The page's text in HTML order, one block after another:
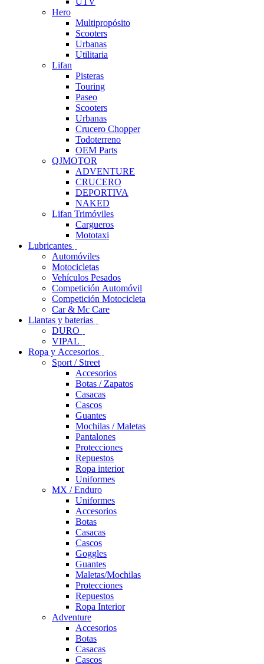
Hero
Multipropósito
Scooters
Urbanas
Utilitaria
Lifan
Pisteras
Touring
Paseo
Scooters
Urbanas
Crucero Chopper
Todoterreno
OEM Parts
QJMOTOR
ADVENTURE
CRUCERO
DEPORTIVA
NAKED
Lifan Trimóviles
Cargueros
Mototaxi
Lubricantes
Automóviles
Motocicletas
Vehículos Pesados
Competición Automóvil
Competición Motocicleta
Car & Mc Care
Llantas y baterias
DURO
VIPAL
Ropa y Accesorios
Sport / Street
Accesorios
Botas / Zapatos
Casacas
Cascos
Guantes
Mochilas / Maletas
Pantalones
Protecciones
Repuestos
Ropa interior
Uniformes
MX / Enduro
Uniformes
Accesorios
Botas
Casacas
Cascos
Goggles
Guantes
Maletas/Mochilas
Protecciones
Repuestos
Ropa Interior
Adventure
Accesorios
Botas
Casacas
Cascos